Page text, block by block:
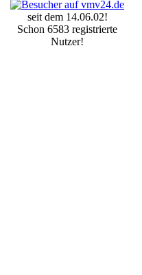
seit dem 14.06.02!
Schon 6583 registrierte
Nutzer!